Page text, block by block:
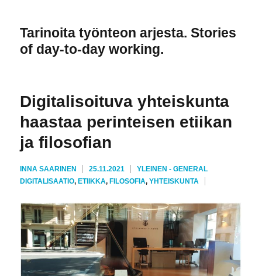
Tarinoita työnteon arjesta. Stories
of day-to-day working.
Digitalisoituva yhteiskunta
haastaa perinteisen etiikan
ja filosofian
KIRJOITTAJA
INNA SAARINEN JULKAISTU
25.11.2021 KATEGORIAT
YLEINEN - GENERAL
DIGITALISAATIO, ETIIKKA, FILOSOFIA,YHTEISKUNTA